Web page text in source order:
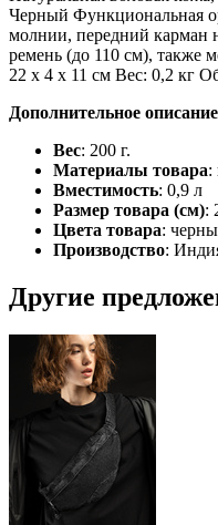
Черный Функциональная
молнии, передний карман
ремень (до 110 см), также
22 х 4 х 11 см Вес: 0,2 кг
Дополнительное
Вес: 200 г.
Материалы товара:
Вместимость: 0,9 л
Размер товара (см):
Цвета товара:
Производство:
Другие